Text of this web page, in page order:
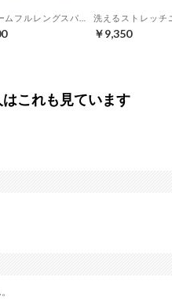
￥9,350
これも見ています